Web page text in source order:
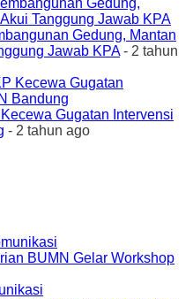
Gedung, Mantan
Jawab KPA- 2 tahun
Gugatan Intervensi
- 2 tahun ago